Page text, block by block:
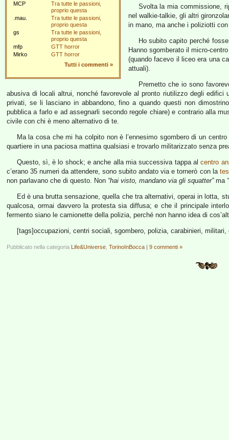
MCP
Tra tutte le passioni,
proprio questa
.mau.
Tra tutte le passioni,
proprio questa
gs
Tra tutte le passioni,
proprio questa
mfp
GTT horror
Mirko
GTT horror
Tutti i commenti »
Svolta la mia commissione,
nel walkie-talkie, gli altri
in mano, ma anche i poliziotti
Ho subito capito perché
Hanno sgomberato il micro-
(quando facevo il liceo era una
attuali).
Premetto che io sono
abusiva di locali altrui, nonché favorevole al pronto riutilizzo degli edifici
privati, se li lasciano in abbandono, fino a quando questi non
pubblica a farlo e ad assegnarli secondo regole chiare) e contrario alla
civile con chi è meno alternativo di te.
Ma la cosa che mi ha colpito non è l’ennesimo sgombero di un
quartiere in una paciosa mattina qualsiasi e trovarlo militarizzato senza
Questo, sì, è lo shock; e anche alla mia successiva tappa alcentro
c’erano 35 numeri da attendere, sono subito andato via e tornerò con la
non parlavano che di questo. Non “hai visto, mandano via gli squatter”ma
Ed è una brutta sensazione, quella che tra alternativi, operai in lotta,
qualcosa, ormai davvero la protesta sia diffusa; e che il principale
fermento siano le camionette della polizia, perché non hanno idea di
[tags]occupazioni, centri sociali, sgombero, polizia, carabinieri,
Pubblicato nella categoria Life&Universe TorinoInBocca | 9 commenti »